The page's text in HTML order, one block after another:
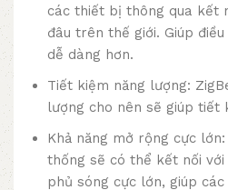
các thiết bị thông qua kết
đâu trên thế giới. Giúp
dễ dàng hơn.
Tiết kiệm năng lượng:
lượng cho nên sẽ giúp tiết
Khả năng mở rộng cực
thống sẽ có thể kết nối với
phủ sóng cực lớn, giúp